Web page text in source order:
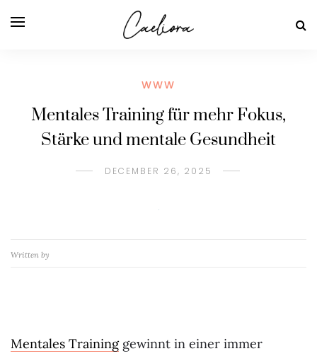
WWW
Mentales Training für mehr Fokus,
Stärke und mentale Gesundheit
DECEMBER 26, 2025
Written by
Mentales Traininggewinnt in einer immer